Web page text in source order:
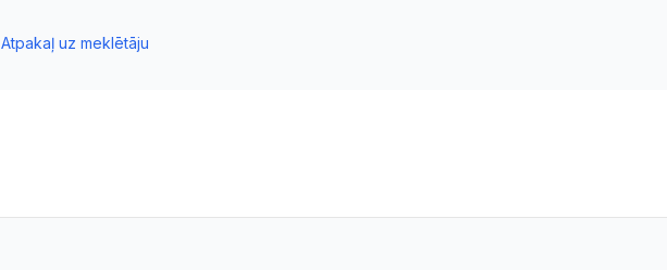
Atpakaļ uz meklētāju